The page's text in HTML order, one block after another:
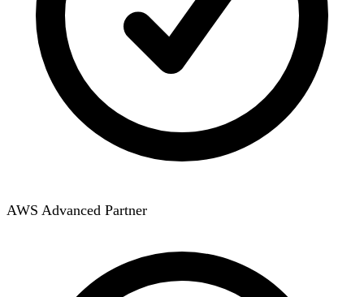
AWS Advanced Partner